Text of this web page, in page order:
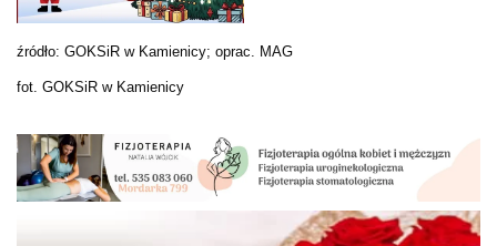
źródło: GOKSiR w Kamienicy; oprac. MAG
fot. GOKSiR w Kamienicy